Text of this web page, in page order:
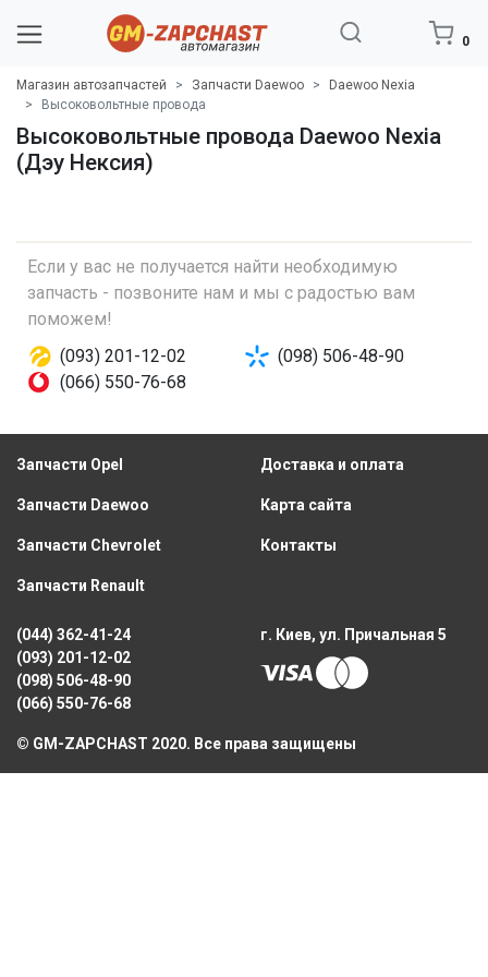
0
Магазин автозапчастей Запчасти Daewoo
Daewoo Nexia
Высоковольтные провода
Высоковольтные провода Daewoo Nexia
(Дэу Нексия)
Если у вас не получается найти необходимую
запчасть - позвоните нам и мы с радостью вам
поможем!
(093) 201-12-02
(098) 506-48-90
(066) 550-76-68
Запчасти Opel
Запчасти Daewoo
Запчасти Chevrolet
Запчасти Renault
Доставка и оплата
Карта сайта
Контакты
(044) 362-41-24
(093) 201-12-02
(098) 506-48-90
(066) 550-76-68
г. Киев, ул. Причальная 5
© GM-ZAPCHAST 2020. Все права защищены